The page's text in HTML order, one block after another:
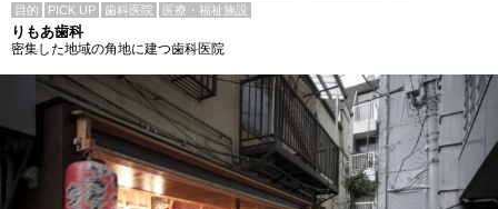
目的 PICK UP 歯科医院 医療・福祉施設
りもあ歯科
密集した地域の角地に建つ歯科医院